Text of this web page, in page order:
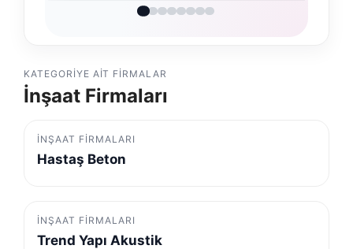
KATEGORIYE AIT FIRMALAR
İnşaat Firmaları
İNŞAAT FIRMALARI
Hastaş Beton
İNŞAAT FIRMALARI
Trend Yapı Akustik